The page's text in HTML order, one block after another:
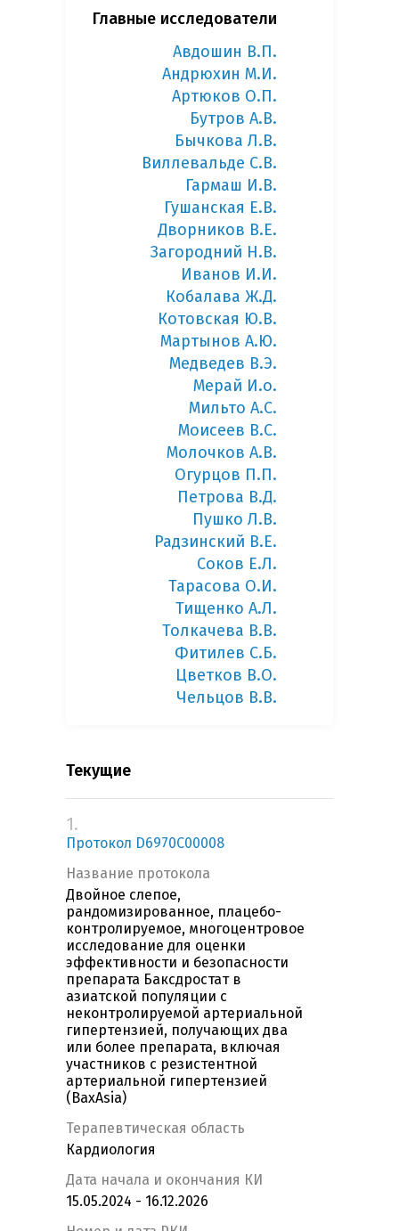
Главные исследователи
Авдошин В.П.
Андрюхин М.И.
Артюков О.П.
Бутров А.В.
Бычкова Л.В.
Виллевальде С.В.
Гармаш И.В.
Гушанская Е.В.
Дворников В.Е.
Загородний Н.В.
Иванов И.И.
Кобалава Ж.Д.
Котовская Ю.В.
Мартынов А.Ю.
Медведев В.Э.
Мерай И.о.
Мильто А.С.
Моисеев В.С.
Молочков А.В.
Огурцов П.П.
Петрова В.Д.
Пушко Л.В.
Радзинский В.Е.
Соков Е.Л.
Тарасова О.И.
Тищенко А.Л.
Толкачева В.В.
Фитилев С.Б.
Цветков В.О.
Чельцов В.В.
Текущие
1.
Протокол D6970C00008
Название протокола
Двойное слепое,
рандомизированное, плацебо-
контролируемое, многоцентровое
исследование для оценки
эффективности и безопасности
препарата Баксдростат в
азиатской популяции с
неконтролируемой артериальной
гипертензией, получающих два
или более препарата, включая
участников с резистентной
артериальной гипертензией
(BaxAsia)
Терапевтическая область
Кардиология
Дата начала и окончания КИ
15.05.2024 - 16.12.2026